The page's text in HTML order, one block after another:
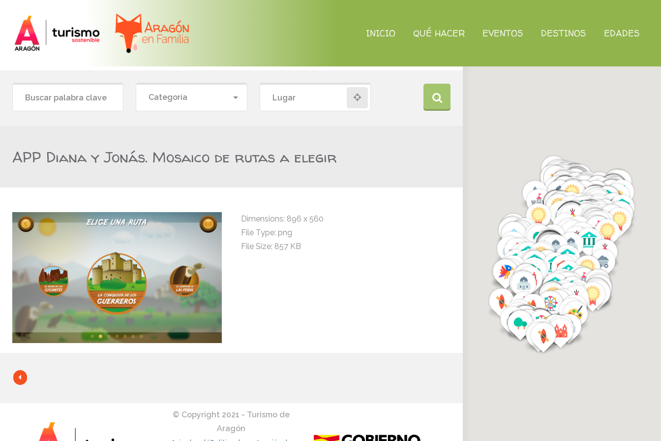
INICIO QUÉ HACER EVENTOS DESTINOS EDADES
Categoría
APP Diana y Jonás. Mosaico de rutas a elegir
Dimensions: 896 x 560
File Type: png
File Size: 857 KB
© Copyright 2021 - Turismo de
Aragón